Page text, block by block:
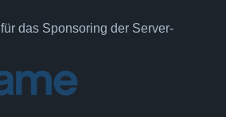
für das Sponsoring der Server-